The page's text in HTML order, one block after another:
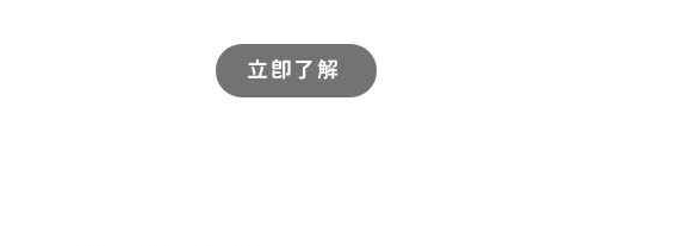
立即了解